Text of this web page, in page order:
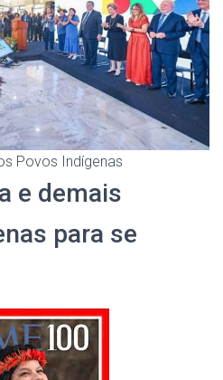
Povos Indígenas
e demais
para se